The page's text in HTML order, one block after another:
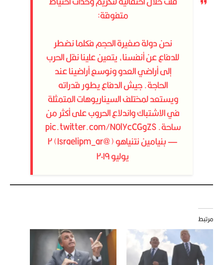
متفوقة:
نحن دولة صغيرة الحجم فكلما نضطر
للدفاع عن أنفسنا، يتعين علينا نقل الحرب
إلى أراضي العدو ونوسع أراضينا عند
الحاجة. جيش الدفاع يطور قدراته
ويستعد لمختلف السيناريوهات المتمثلة
في الاشتباك واندلاع الحروب على أكثر من
ساحة.pic.twitter.com/N0lYcCGgZS
— بنيامين نتنياهو (@Israelipm_ar)
٢
يوليو ٢٠١٩
مرتبط